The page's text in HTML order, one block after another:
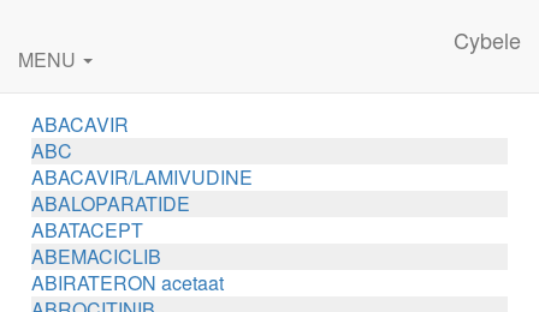
Cybele
MENU
ABACAVIR
ABC
ABACAVIR/LAMIVUDINE
ABALOPARATIDE
ABATACEPT
ABEMACICLIB
ABIRATERON acetaat